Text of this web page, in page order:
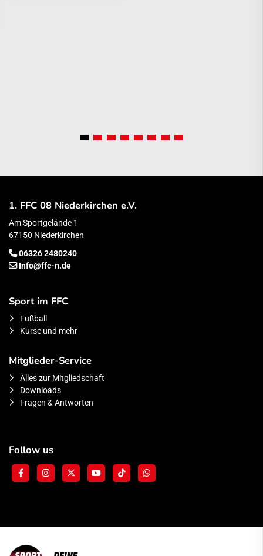
1. FFC 08 Niederkirchen e.V.
Am Sportgelände 1
67150 Niederkirchen
06326 2480240
Info@ffc-n.de
Sport im FFC
Fußball
Kurse und mehr
Mitglieder-Service
Alles zur Mitgliedschaft
Downloads
Fragen & Antworten
Follow us